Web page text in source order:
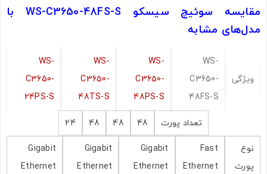
مقایسه سوئیچ سیسکو WS-C3650-48FS-S با
مدل‌های مشابه
ویژگی
WS-
C3650-
48FS-S
WS-
C3650-
48PS-S
WS-
C3650-
48TS-S
WS-
C3650-
24PS-S
تعداد پورت
48
48
48
24
نوع
پورت
Fast
Ethernet
Gigabit
Ethernet
Gigabit
Ethernet
Gigabit
Ethernet
اشتراک گذاری در شبکه های اجتماعی